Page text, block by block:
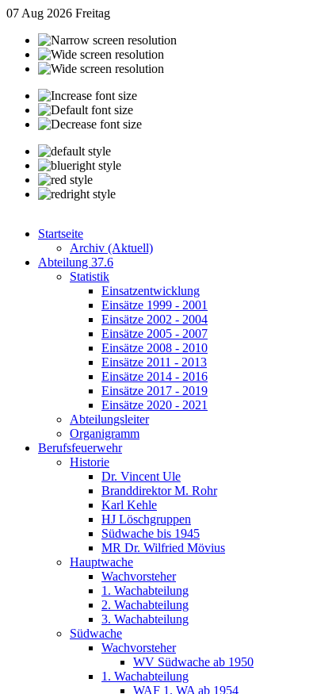
07 Aug 2026 Freitag
Startseite
Archiv (Aktuell)
Abteilung 37.6
Statistik
Einsatzentwicklung
Einsätze 1999 - 2001
Einsätze 2002 - 2004
Einsätze 2005 - 2007
Einsätze 2008 - 2010
Einsätze 2011 - 2013
Einsätze 2014 - 2016
Einsätze 2017 - 2019
Einsätze 2020 - 2021
Abteilungsleiter
Organigramm
Berufsfeuerwehr
Historie
Dr. Vincent Ule
Branddirektor M. Rohr
Karl Kehle
HJ Löschgruppen
Südwache bis 1945
MR Dr. Wilfried Mövius
Hauptwache
Wachvorsteher
1. Wachabteilung
2. Wachabteilung
3. Wachabteilung
Südwache
Wachvorsteher
WV Südwache ab 1950
1. Wachabteilung
WAF 1. WA ab 1954